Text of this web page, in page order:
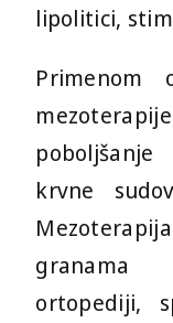
lipolitici,
Primenom
krvne
granama
ortopediji,